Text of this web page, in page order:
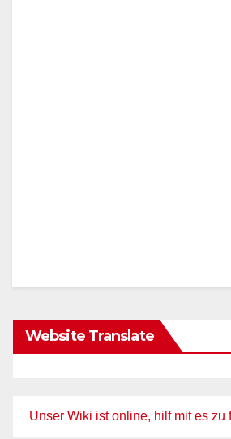
Website Translate
Unser Wiki ist online, hilf mit es zu